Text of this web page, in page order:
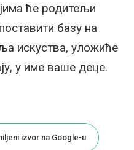
ће родитељи
базу на
искуства, уложиће
у име ваше деце.
izvor na Google-u